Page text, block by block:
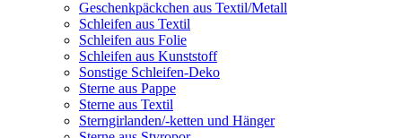
Geschenkpäckchen aus Textil/Metall
Schleifen aus Textil
Schleifen aus Folie
Schleifen aus Kunststoff
Sonstige Schleifen-Deko
Sterne aus Pappe
Sterne aus Textil
Sterngirlanden/-ketten und Hänger